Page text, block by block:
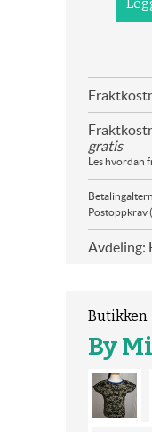
gratis
Les hvordan
Postoppkrav
Avdeling:
Butikken
By